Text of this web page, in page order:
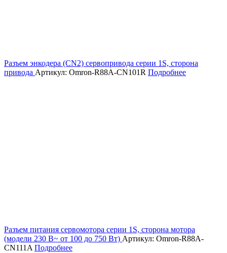
Разъем энкодера (CN2) сервопривода серии 1S, сторона
привода Артикул: Omron-R88A-CN101R Подробнее
Разъем питания сервомотора серии 1S, сторона мотора
(модели 230 В~ от 100 до 750 Вт) Артикул: Omron-R88A-
CN111A Подробнее